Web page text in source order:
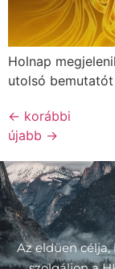
Holnap
utolsó
← korábbi
újabb →
Az eldüen